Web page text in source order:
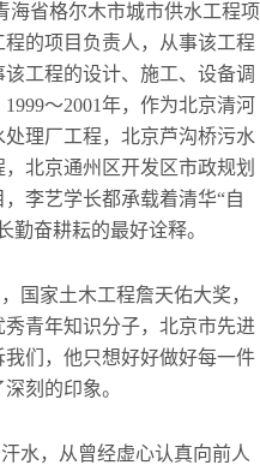
海省格尔木市城市供水工程项
的项目负责人，从事该工程
工程的设计、施工、设备调
～2001年，作为北京清河
理厂工程，北京芦沟桥污水
北京通州区开发区市政规划
李艺学长都承载着清华“自
奋耕耘的最好诠释。
国家土木工程詹天佑大奖，
青年知识分子，北京市先进
们，他只想好好做好每一件
刻的印象。
水，从曾经虚心认真向前人